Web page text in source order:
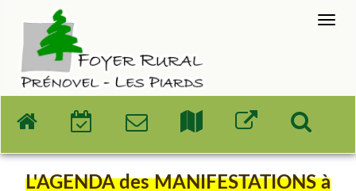
L'AGENDA des MANIFESTATIONS à